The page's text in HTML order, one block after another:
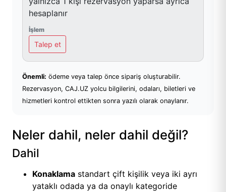
hesaplanır
Talep et
Önemli: ödeme veya talep önce sipariş oluşturabilir.
Rezervasyon, CAJ.UZ yolcu bilgilerini, odaları, biletleri ve
hizmetleri kontrol ettikten sonra yazılı olarak onaylanır.
Neler dahil, neler dahil değil?
Dahil
Konaklama standart çift kişilik veya iki ayrı
yataklı odada ya da onaylı kategoride